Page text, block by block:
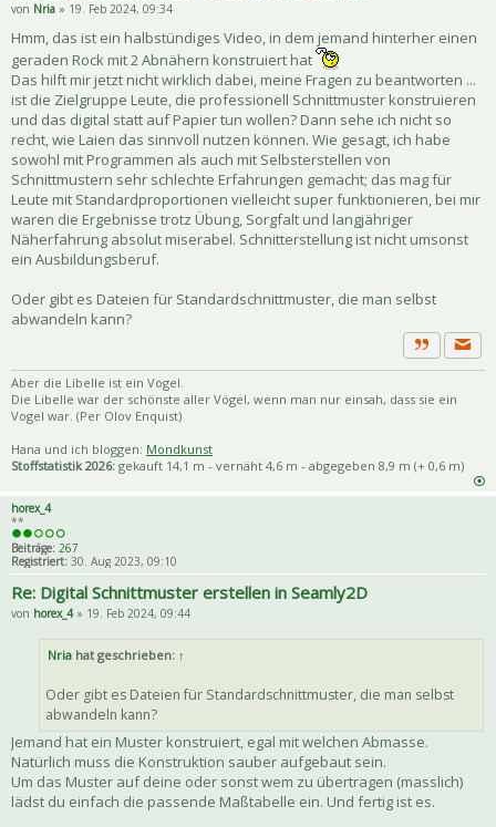
von Nria » 19. Feb 2024, 09:34
Hmm, das ist ein halbstündiges Video, in dem jemand hinterher einen
geraden Rock mit 2 Abnähern konstruiert hat
Das hilft mir jetzt nicht wirklich dabei, meine Fragen zu beantworten ...
ist die Zielgruppe Leute, die professionell Schnittmuster konstruieren
und das digital statt auf Papier tun wollen? Dann sehe ich nicht so
recht, wie Laien das sinnvoll nutzen können. Wie gesagt, ich habe
sowohl mit Programmen als auch mit Selbsterstellen von
Schnittmustern sehr schlechte Erfahrungen gemacht; das mag für
Leute mit Standardproportionen vielleicht super funktionieren, bei mir
waren die Ergebnisse trotz Übung, Sorgfalt und langjähriger
Näherfahrung absolut miserabel. Schnitterstellung ist nicht umsonst
ein Ausbildungsberuf.
Oder gibt es Dateien für Standardschnittmuster, die man selbst
abwandeln kann?
Zitat
Aber die Libelle ist ein Vogel.
Die Libelle war der schönste aller Vögel, wenn man nur einsah, dass sie ein
Vogel war. (Per Olov Enquist)
Hana und ich bloggen: Mondkunst
Stoffstatistik 2026: gekauft 14,1 m - vernäht 4,6 m - abgegeben 8,9 m (+ 0,6 m)
horex_4
**
Beiträge: 267
Registriert: 30. Aug 2023, 09:10
Re: Digital Schnittmuster erstellen in Seamly2D
von horex_4» 19. Feb 2024, 09:44
Nria hat geschrieben: ↑
Oder gibt es Dateien für Standardschnittmuster, die man selbst
abwandeln kann?
Jemand hat ein Muster konstruiert, egal mit welchen Abmasse.
Natürlich muss die Konstruktion sauber aufgebaut sein.
Um das Muster auf deine oder sonst wem zu übertragen (masslich)
lädst du einfach die passende Maßtabelle ein. Und fertig ist es.